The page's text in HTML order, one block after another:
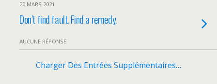
20 MARS 2021
Don’t find fault. Find a remedy.
AUCUNE RÉPONSE
Charger Des Entrées Supplémentaires…